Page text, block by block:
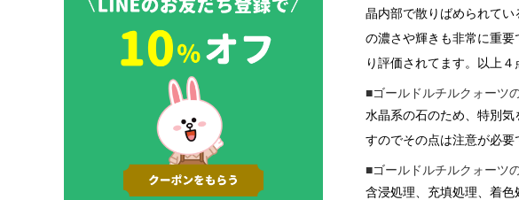
晶内部で散りばめられて
の濃さや輝きも非常に重
り評価されてます。以上
■ゴールドルチルクォーツ
水晶系の石のため、特別
すのでその点は注意が必要
■ゴールドルチルクォーツ
含浸処理、充填処理、着色